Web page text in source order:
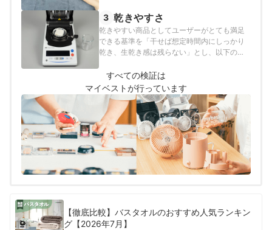
3 乾きやすさ
乾きやすい商品としてユーザーがとても満足
できる基準を「干せば想定時間内にしっかり
乾き、生乾き感は残らない」とし、以下の方
すべての検証は
マイベストが行っています
【徹底比較】バスタオルのおすすめ人気ランキン
グ【2026年7月】